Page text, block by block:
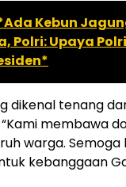
Kebun
Polri: Upaya
dikenal tenang
membawa
warga.
kebanggaan